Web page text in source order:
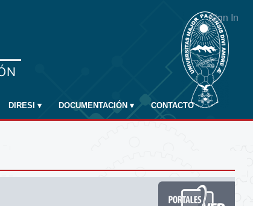
Sign In
DIRESI ▾ DOCUMENTACIÓN ▾ CONTACTO